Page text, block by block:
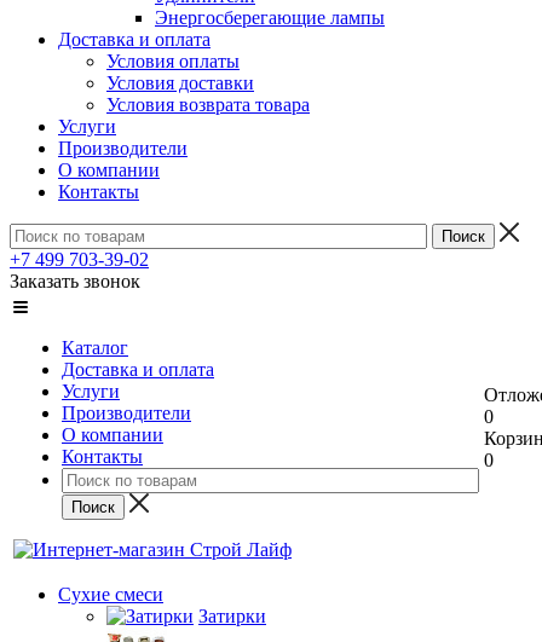
Энергосберегающие лампы
Доставка и оплата
Условия оплаты
Условия доставки
Условия возврата товара
Услуги
Производители
О компании
Контакты
+7 499 703-39-02
Заказать звонок
Каталог
Доставка и оплата
Услуги
Производители
О компании
Контакты
0
0
Сухие смеси
Затирки